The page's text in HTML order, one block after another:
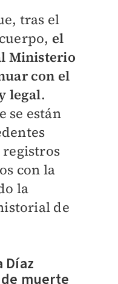
tras el
el
Ministerio
con el
legal.
se están
registros
con la
la
de
Díaz
muerte